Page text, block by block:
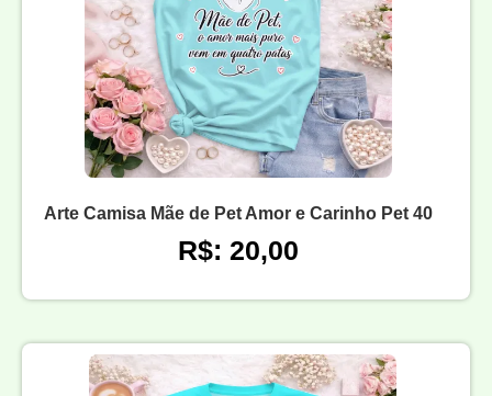
Arte Camisa Mãe de Pet Amor e Carinho Pet 40
R$: 20,00